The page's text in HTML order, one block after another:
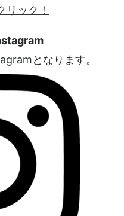
リック！
となります。